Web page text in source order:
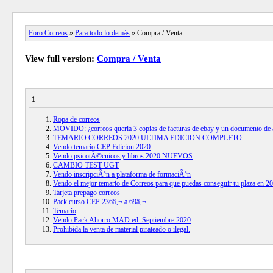
Foro Correos » Para todo lo demás » Compra / Venta
View full version: Compra / Venta
1
Ropa de correos
MOVIDO: ¿correos queria 3 copias de facturas de ebay y un documento de
TEMARIO CORREOS 2020 ULTIMA EDICION COMPLETO
Vendo temario CEP Edicion 2020
Vendo psicotÃ©cnicos y libros 2020 NUEVOS
CAMBIO TEST UGT
Vendo inscripciÃ³n a plataforma de formaciÃ³n
Vendo el mejor temario de Correos para que puedas conseguir tu plaza en
Tarjeta prepago correos
Pack curso CEP 236â‚¬ a 69â‚¬
Temario
Vendo Pack Ahorro MAD ed. Septiembre 2020
Prohibida la venta de material pirateado o ilegal.